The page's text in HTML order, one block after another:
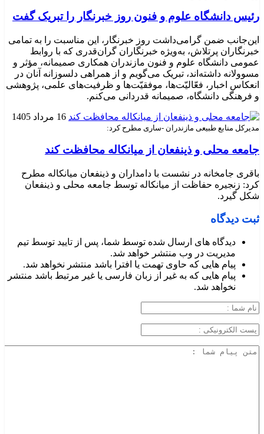
رئیس دانشگاه علوم و فنون روز خبرنگار را تبریک گفت
این‌جانب ضمن گرامی‌داشت روز خبرنگار، این مناسبت را به تمامی
خبرنگاران پرتلاش، به‌ویژه خبرنگاران گران‌قدری که با روابط
عمومی دانشگاه علوم و فنون مازندران همکاری صمیمانه، مؤثر و
مسوولانه داشته‌اند، تبریک می‌گویم و از همراهی دلسوزانه آنان در
انعکاس اخبار، فعّالیّت‌ها، موفقیّت‌ها و ظرفیت‌های علمی، پژوهشی
و فرهنگی دانشگاه، صمیمانه قدردانی می‌کنم.
16 مرداد 1405
مدیرکل منابع طبیعی مازندران -ساری مطرح کرد:
جامعه محلی و ذینفعان از میانکاله محافظت کند
باقری جامخانه در نشست با دامداران و ذینفعان میانکاله مطرح
کرد: زنجیره حفاظت از میانکاله توسط جامعه محلی و ذینفعان
شکل گیرد.
ثبت دیدگاه
دیدگاه های ارسال شده توسط شما، پس از تایید توسط تیم
مدیریت در وب منتشر خواهد شد.
پیام هایی که حاوی تهمت یا افترا باشد منتشر نخواهد شد.
پیام هایی که به غیر از زبان فارسی یا غیر مرتبط باشد منتشر
نخواهد شد.